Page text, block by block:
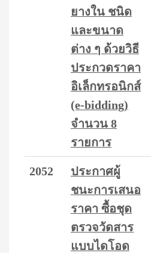
ยางใน ชนิด
และขนาด
ต่าง ๆ ด้วยวิธี
ประกวดราคา
อิเล็กทรอนิกส์
(e-bidding)
จำนวน 8
รายการ
2052
ประกาศผู้
ชนะการเสนอ
ราคา ซื้อชุด
ตรวจวัดสาร
แบบไดโอด